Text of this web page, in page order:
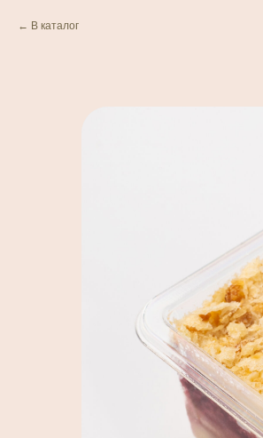
В каталог